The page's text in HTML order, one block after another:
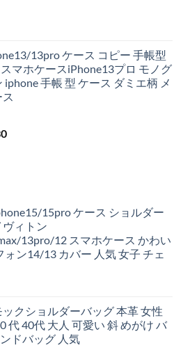
13pro ケース コピー 手帳型
マホケースiPhone13プロ モノグ
iphone 手帳 型 ケース ダミエ柄 メ
現
¥4,830
で
す。
15pro ケース ショルダー
ィトン
13pro/12 スマホケース かわい
ォン14/13 カバー 人気 女子 チェ
ックショルダーバッグ 本革 女性
代 40代 大人 可愛い 斜 めがけ バ
ドバッグ 人気